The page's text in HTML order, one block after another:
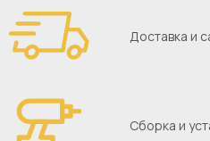
Доставка и
Сборка и